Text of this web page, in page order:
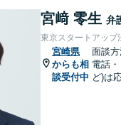
宮﨑 零生 弁
東京スタートアップ
宮崎県
からも相
談受付中
面談方
電話
ど)は